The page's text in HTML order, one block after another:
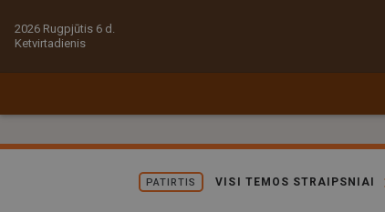
2026 Rugpjūtis 6 d.
Ketvirtadienis
PATIRTIS VISI TEMOS STRAIPSNIAI